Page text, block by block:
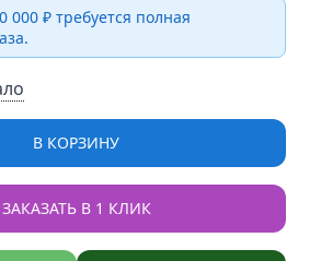
000 ₽ требуется полная
В КОРЗИНУ
ЗАКАЗАТЬ В 1 КЛИК